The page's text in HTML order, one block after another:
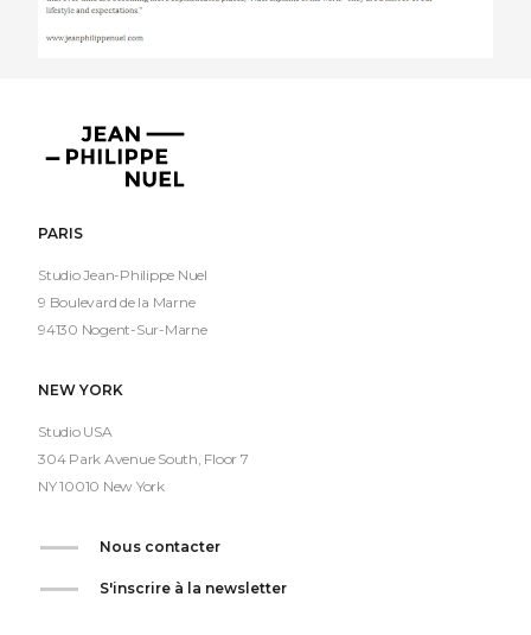
Jean-
Philippe
PARIS
Studio Jean-Philippe Nuel
9 Boulevard de la Marne
94130 Nogent-Sur-Marne
NEW YORK
Studio USA
304 Park Avenue South, Floor 7
NY 10010 New York
Nous contacter
S'inscrire à la newsletter